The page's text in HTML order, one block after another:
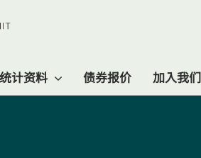
计资料 债券报价 加入我们